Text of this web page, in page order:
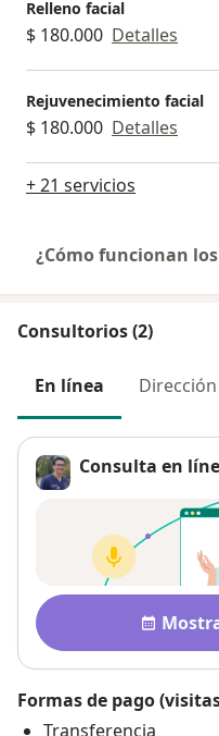
Relleno facial
$ 180.000 Detalles
Rejuvenecimiento facial
$ 180.000 Detalles
+ 21 servicios
¿Cómo funcionan
Consultorios (2)
En línea Dirección
Consulta en
Disponibilidad
Formas de pago
Transferencia